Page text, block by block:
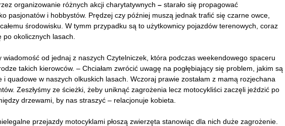
organizowanie różnych akcji charytatywnych – starało się propagować
pasjonatów i hobbystów. Prędzej czy później muszą jednak trafić się czarne owce,
środowisku. W tymm przypadku są to użytkownicy pojazdów terenowych, coraz
okolicznych lasach.
wiadomość od jednaj z naszych Czytelniczek, która podczas weekendowego spaceru
takich kierowców. – Chciałam zwrócić uwagę na pogłębiający się problem, jakim są
i quadowe w naszych olkuskich lasach. Wczoraj prawie zostałam z mamą rozjechana
Zeszłyśmy ze ścieżki, żeby uniknąć zagrożenia lecz motocykliści zaczęli jeździć po
drzewami, by nas straszyć – relacjonuje kobieta.
przejazdy motocyklami płoszą zwierzęta stanowiąc dla nich duże zagrożenie.